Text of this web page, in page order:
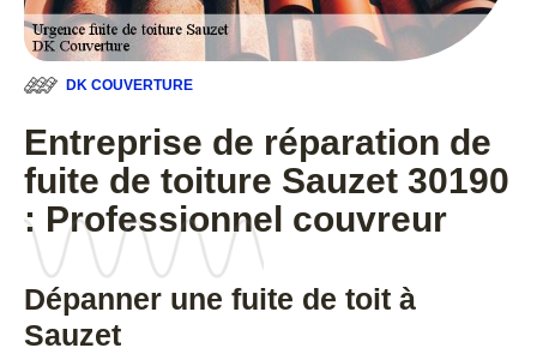
DK COUVERTURE
Entreprise de réparation de
fuite de toiture Sauzet 30190
: Professionnel couvreur
Dépanner une fuite de toit à
Sauzet